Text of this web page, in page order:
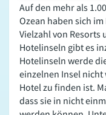
Auf den mehr als
Ozean haben sich
Vielzahl von Resorts
Hotelinseln gibt es
Hotelinseln werde
einzelnen Insel nicht
Hotel zu finden ist.
dass sie in nicht